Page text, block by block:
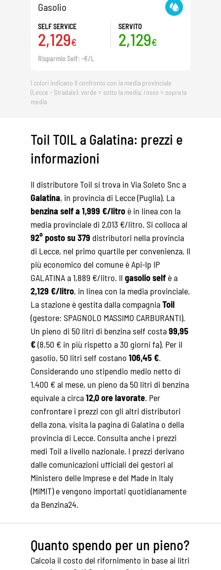
Gasolio
SELF SERVICE
2,129€
SERVITO
2,129€
Risparmio Self: -€/L
I colori indicano il confronto con la media provinciale
(Lecce - Stradale): verde = sotto la media, rosso = sopra la
media
Toil TOIL a Galatina: prezzi e
informazioni
Il distributore Toil si trova in Via Soleto Snc a
Galatina, in provincia di Lecce (Puglia). La
benzina self a 1,999 €/litro è in linea con la
media provinciale di 2,013 €/litro. Si colloca al
92° posto su 379 distributori nella provincia
di Lecce, nel primo quartile per convenienza. Il
più economico del comune è Api-Ip IP
GALATINA a 1,889 €/litro. Il gasolio self è a
2,129 €/litro, in linea con la media provinciale.
La stazione è gestita dalla compagniaToil
(gestore: SPAGNOLO MASSIMO CARBURANTI).
Un pieno di 50 litri di benzina self costa99,95
€(8,50 € in più rispetto a 30 giorni fa). Per il
gasolio, 50 litri self costano 106,45 €.
Considerando uno stipendio medio netto di
1.400 € al mese, un pieno da 50 litri di benzina
equivale a circa12,0 ore lavorate. Per
confrontare i prezzi con gli altri distributori
della zona, visita la pagina di Galatina o della
provincia di Lecce. Consulta anche i prezzi
medi Toil a livello nazionale. I prezzi derivano
dalle comunicazioni ufficiali dei gestori al
Ministero delle Imprese e del Made in Italy
(MIMIT) e vengono importati quotidianamente
da Benzina24.
Quanto spendo per un pieno?
Calcola il costo del rifornimento in base ai litri